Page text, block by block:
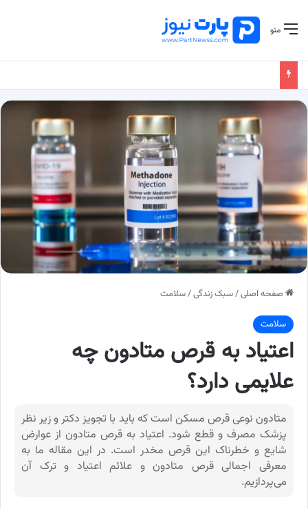
منو
صفحه اصلی/سبک زندگی/سلامت
سلامت
اعتیاد به قرص متادون چه
علایمی دارد؟
متادون نوعی قرص مسکن است که باید با تجویز دکتر و زیر نظر
پزشک مصرف و قطع شود. اعتیاد به قرص متادون از عوارض
شایع و خطرناک این قرص مخدر است. در این مقاله ما به
معرفی اجمالی قرص متادون و علائم اعتیاد و ترک آن
می‌پردازیم.